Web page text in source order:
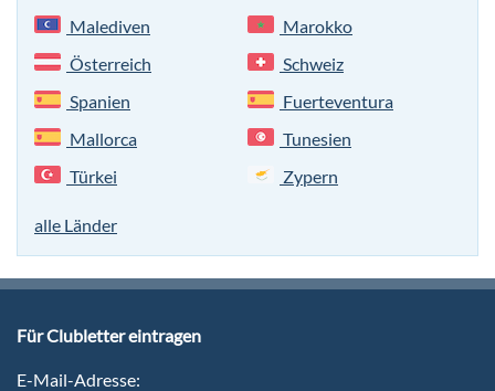
Malediven
Marokko
Österreich
Schweiz
Spanien
Fuerteventura
Mallorca
Tunesien
Türkei
Zypern
alle Länder
Für Clubletter eintragen
E-Mail-Adresse: